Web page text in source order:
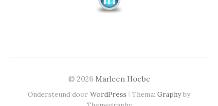
© 2026 Marleen Hoebe
Ondersteund door WordPress | Thema: Graphyby